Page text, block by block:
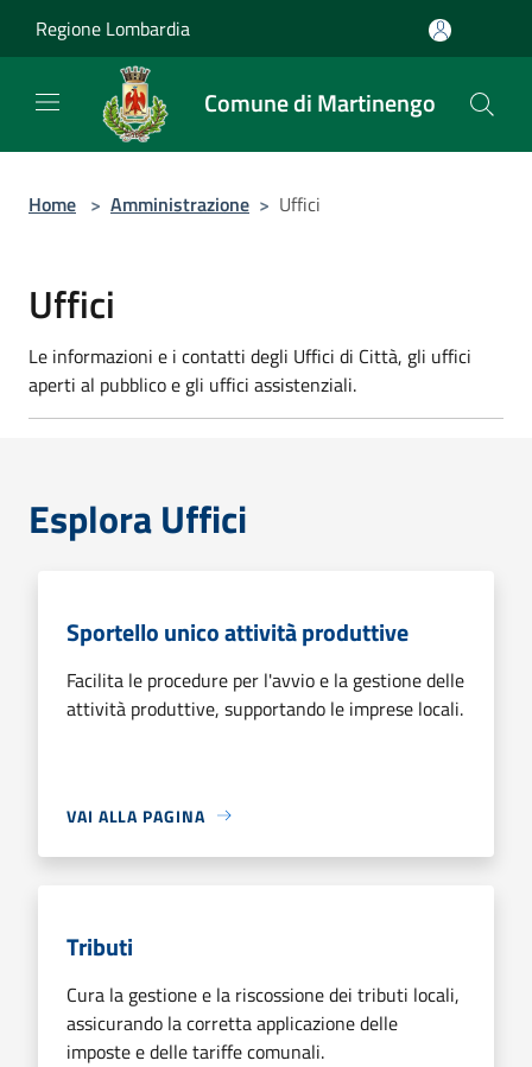
Regione Lombardia
Comune di Martinengo
Home > Amministrazione > Uffici
Uffici
Le informazioni e i contatti degli Uffici di Città, gli uffici
aperti al pubblico e gli uffici assistenziali.
Esplora Uffici
Sportello unico attività produttive
Facilita le procedure per l'avvio e la gestione delle
attività produttive, supportando le imprese locali.
VAI ALLA PAGINA
Tributi
Cura la gestione e la riscossione dei tributi locali,
assicurando la corretta applicazione delle
imposte e delle tariffe comunali.